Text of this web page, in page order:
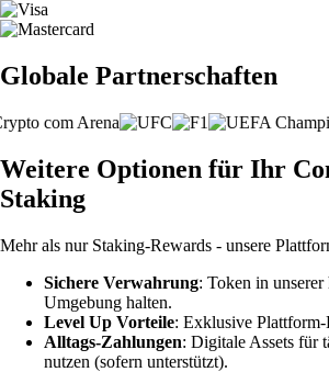
Globale Partnerschaften
Weitere Optionen für Ihr
Staking
Mehr als nur Staking-Rewards - unsere
Sichere Verwahrung: Token in
Umgebung halten.
Level Up Vorteile: Exklusive
Alltags-Zahlungen: Digitale Assets für
nutzen (sofern unterstützt).